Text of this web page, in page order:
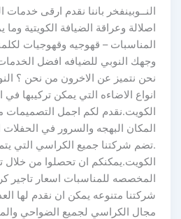
النــوبينفخر باننا نقدم ارقى خدمات
اصلالة وعراقة الضيافة الكويتية
المناسبات – قهوجيه وقهوجيات
وجهك النوبي للضيافه افضل
نحن نتميز عن الاخرون من نحن ؟
انواع الاضاءه التي يمكن تركيبها
الكويت.نقدم لكم اجمل التصميمات
المكان البهجه والسرور في الحفلات او
.تضم شركتنا جميع الكراسي التي
الكويت.يمكنكم ان تحصلوا من خلال
المخصصه للمناسبات اسعار تاجير
شركتنا متنوعه يمكن ان نقدم لها
مجال الكراسي لجميع الضواحي